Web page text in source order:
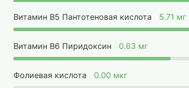
Витамин B5 Пантотеновая кислота 5.71 мг
Витамин B6 Пиридоксин 0.63 мг
Фолиевая кислота 0.00 мкг